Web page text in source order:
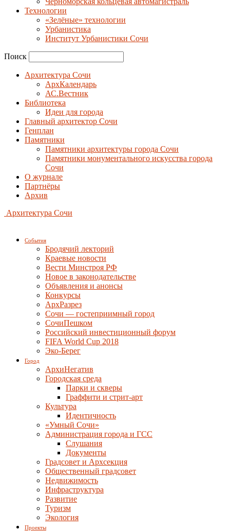
Технологии
«Зелёные» технологии
Урбанистика
Институт Урбанистики Сочи
Поиск
Архитектура Сочи
АрхКалендарь
АС.Вестник
Библиотека
Идеи для города
Главный архитектор Сочи
Генплан
Памятники
Памятники архитектуры города Сочи
Памятники монументального искусства города
Сочи
О журнале
Партнёры
Архив
Архитектура Сочи
События
Бродячий лекторий
Краевые новости
Вести Минстроя РФ
Новое в законодательстве
Объявления и анонсы
Конкурсы
АрхРазрез
Сочи — гостеприимный город
СочиПешком
Российский инвестиционный форум
FIFA World Cup 2018
Эко-Берег
Город
АрхиНегатив
Городская среда
Парки и скверы
Граффити и стрит-арт
Культура
Идентичность
«Умный Сочи»
Администрация города и ГСС
Слушания
Документы
Градсовет и Архсекция
Общественный градсовет
Недвижимость
Инфраструктура
Развитие
Туризм
Экология
Проекты